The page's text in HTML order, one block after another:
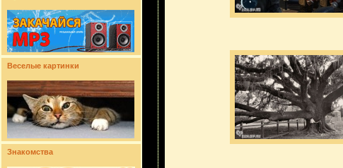
Веселые картинки
Знакомства